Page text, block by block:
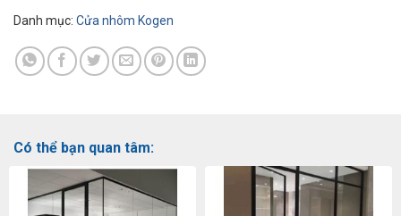
Danh mục: Cửa nhôm Kogen
Có thể bạn quan tâm: